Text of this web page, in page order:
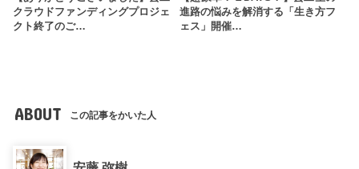
クラウドファンディングプロジェ
クト終了のご…
進路の悩みを解消する「生き方フ
ェス」開催…
ABOUT この記事をかいた人